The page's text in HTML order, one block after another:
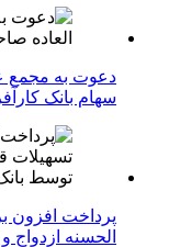
دعوت به مجمع
سهام بانک
الحسنه